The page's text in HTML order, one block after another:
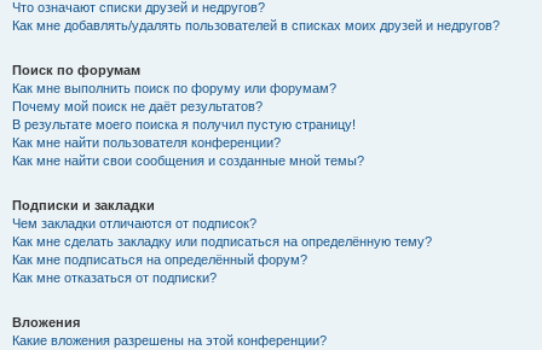
Что означают списки друзей и недругов?
Как мне добавлять/удалять пользователей в списках моих друзей и недругов?
Поиск по форумам
Как мне выполнить поиск по форуму или форумам?
Почему мой поиск не даёт результатов?
В результате моего поиска я получил пустую страницу!
Как мне найти пользователя конференции?
Как мне найти свои сообщения и созданные мной темы?
Подписки и закладки
Чем закладки отличаются от подписок?
Как мне сделать закладку или подписаться на определённую тему?
Как мне подписаться на определённый форум?
Как мне отказаться от подписки?
Вложения
Какие вложения разрешены на этой конференции?